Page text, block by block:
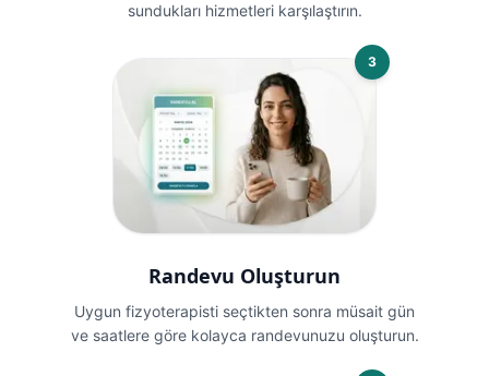
sundukları hizmetleri karşılaştırın.
3
Randevu Oluşturun
Uygun fizyoterapisti seçtikten sonra müsait gün
ve saatlere göre kolayca randevunuzu oluşturun.